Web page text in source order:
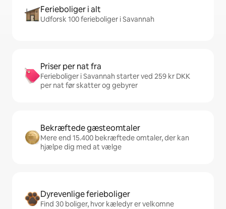
Ferieboliger i alt
Udforsk 100 ferieboliger i Savannah
Priser per nat fra
Ferieboliger i Savannah starter ved 259 kr DKK
per nat før skatter og gebyrer
Bekræftede gæsteomtaler
Mere end 15.400 bekræftede omtaler, der kan
hjælpe dig med at vælge
Dyrevenlige ferieboliger
Find 30 boliger, hvor kæledyr er velkomne